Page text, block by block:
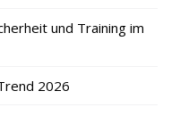
und Training im
2026